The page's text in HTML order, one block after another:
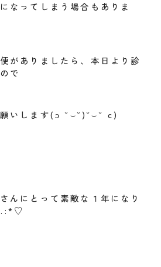
なってしまう場合もありま
がありましたら、本日より診
で
いします(ɔ ˘⌣˘)˘⌣˘ c)
んにとって素敵な１年になり